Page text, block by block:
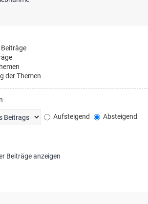
der Themen
Aufsteigend Absteigend
Beiträge anzeigen